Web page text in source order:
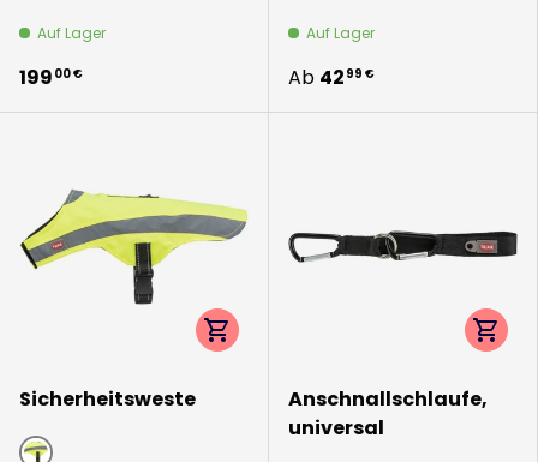
Auf Lager
199 00 €
Auf Lager
Ab 42 99 €
Sicherheitsweste
Optionen auswählen
Anschnallschlaufe,
universal